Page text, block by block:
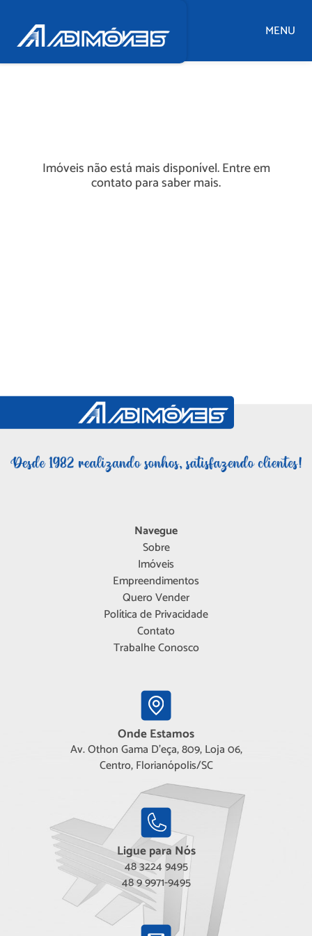
MENU
Imóveis não está mais disponível. Entre em
contato para saber mais.
Navegue
Sobre
Imóveis
Empreendimentos
Quero Vender
Política de Privacidade
Contato
Trabalhe Conosco
Onde Estamos
Av. Othon Gama D'eça, 809, Loja 06,
Centro, Florianópolis/SC
Ligue para Nós
48 3224 9495
48 9 9971-9495